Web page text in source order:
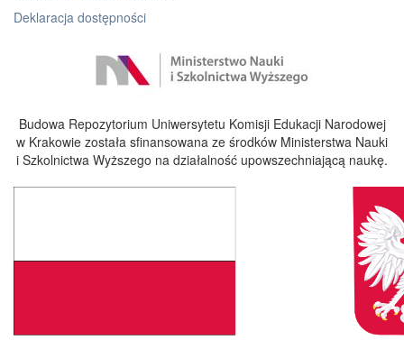
Deklaracja dostępności
Budowa Repozytorium Uniwersytetu Komisji Edukacji Narodowej
w Krakowie została sfinansowana ze środków Ministerstwa Nauki
i Szkolnictwa Wyższego na działalność upowszechniającą naukę.